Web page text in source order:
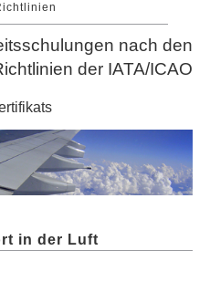
nach den
der IATA/ICAO
in der Luft